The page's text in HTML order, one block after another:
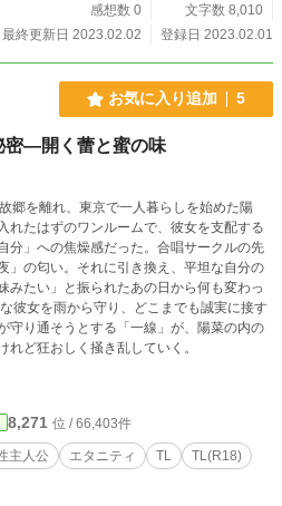
感想数 0
文字数 8,010
最終更新日 2023.02.02
登録日 2023.02.01
お気に入り追加 5
密―開く蕾と蜜の味
郷を離れ、東京で一人暮らしを始めた陽
れたはずのワンルームで、彼女を支配する
分」への焦燥感だった。合唱サークルの先
」の匂い。それに引き換え、平坦な自分の
みたい」と振られたあの日から何も変わっ
守り通そうとする「一線」が、陽菜の内の
れど狂おしく掻き乱していく。
8,271 位 / 66,403件
主人公 エタニティ TL
TL(R18)